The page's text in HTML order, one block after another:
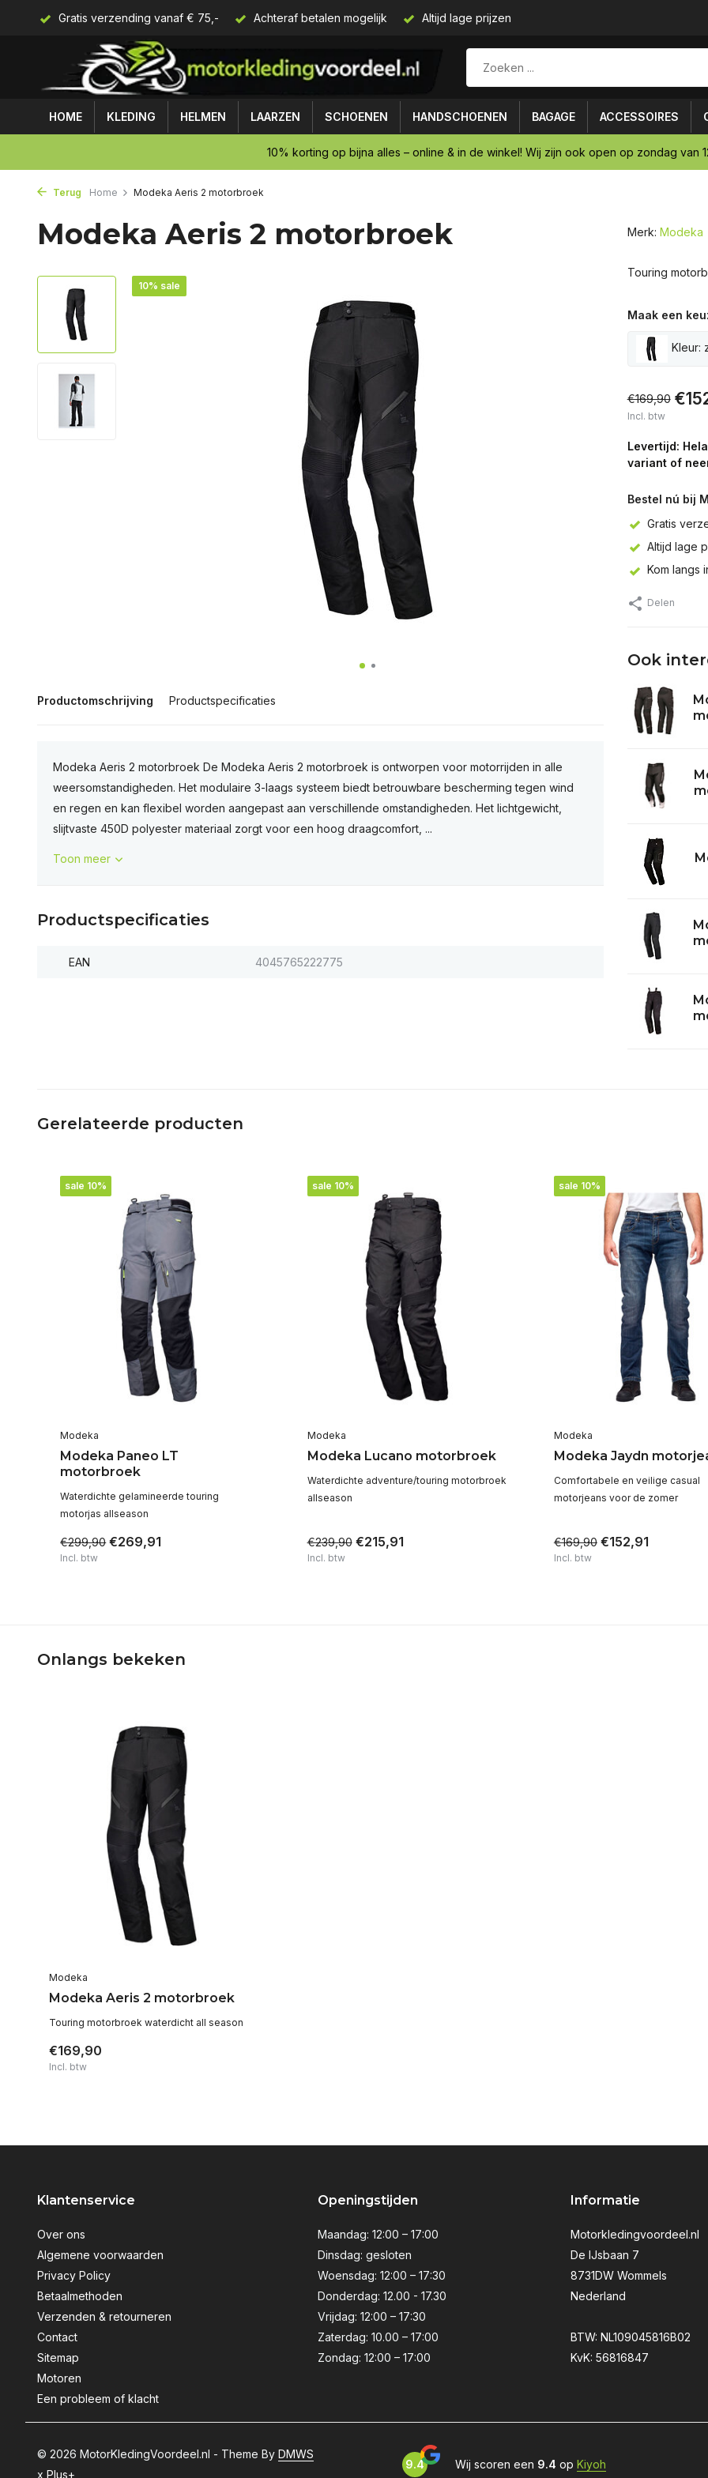
Gratis verzending vanaf € 75,- Achteraf betalen mogelijk Altijd lage prijzen
HOME KLEDING HELMEN LAARZEN SCHOENEN HANDSCHOENEN BAGAGE ACCESSOIRES
10% korting op bijna alles – online & in de winkel! Wij zijn ook open op zondag van
Terug Home Modeka Aeris 2 motorbroek
Modeka Aeris 2 motorbroek
10% sale
Productomschrijving Productspecificaties
Modeka Aeris 2 motorbroek De Modeka Aeris 2 motorbroek is ontworpen voor motorrijden in alle
weersomstandigheden. Het modulaire 3-laags systeem biedt betrouwbare bescherming tegen wind
en regen en kan flexibel worden aangepast aan verschillende omstandigheden. Het lichtgewicht,
slijtvaste 450D polyester materiaal zorgt voor een hoog draagcomfort, ...
Toon meer
Productspecificaties
EAN 4045765222775
Merk: Modeka
Touring
Maak een
Kleur:
€169,90
Incl. btw
Levertijd:
variant of
Bestel nú bij
Gratis
Altijd lage
Kom langs
Delen
Ook
Gerelateerde producten
sale 10%
Modeka
Modeka Paneo LT
motorbroek
Waterdichte gelamineerde touring
motorjas allseason
€299,90 €269,91
Incl. btw
sale 10%
Modeka
Modeka Lucano motorbroek
Waterdichte adventure/touring motorbroek
allseason
€239,90 €215,91
Incl. btw
sale 10%
Modeka
Modeka Jaydn
Comfortabele en veilige casual
motorjeans voor de zomer
€169,90 €152,91
Incl. btw
Onlangs bekeken
Modeka
Modeka Aeris 2 motorbroek
Touring motorbroek waterdicht all season
€169,90
Incl. btw
Klantenservice
Over ons
Algemene voorwaarden
Privacy Policy
Betaalmethoden
Verzenden & retourneren
Contact
Sitemap
Motoren
Een probleem of klacht
Openingstijden
Maandag: 12:00 – 17:00
Dinsdag: gesloten
Woensdag: 12:00 – 17:30
Donderdag: 12.00 - 17.30
Vrijdag: 12:00 – 17:30
Zaterdag: 10.00 – 17:00
Zondag: 12:00 – 17:00
Informatie
Motorkledingvoordeel.nl
De IJsbaan 7
8731DW Wommels
Nederland
BTW: NL109045816B02
KvK: 56816847
© 2026 MotorKledingVoordeel.nl - Theme By DMWS
x Plus+
9.4 Wij scoren een 9.4 op Kiyoh